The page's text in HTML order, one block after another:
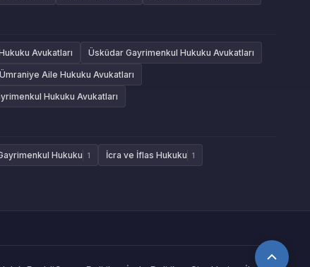
Avukatları Üsküdar Gayrimenkul Hukuku Avukatları
Ümraniye Aile Hukuku Avukatları
Hukuku Avukatları
Hukuku 1 İcra ve İflas Hukuku 1